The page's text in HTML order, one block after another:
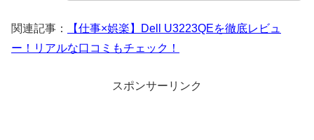
関連記事：
【仕事×娯楽】Dell U3223QEを徹底レビュ
ー！リアルな口コミもチェック！
スポンサーリンク